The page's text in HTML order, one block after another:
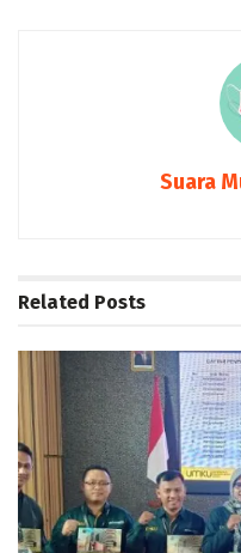
Suara
Related Posts